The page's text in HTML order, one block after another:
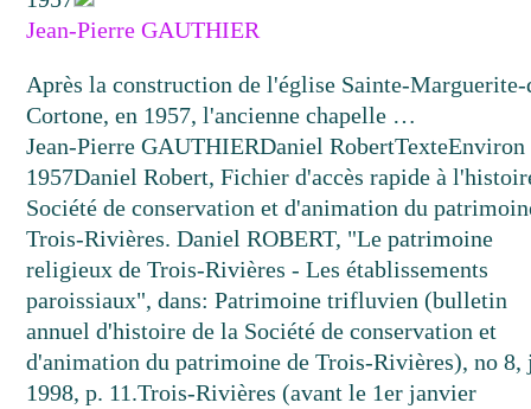
Jean-Pierre GAUTHIER
Après la construction de l'église Sainte-Marguerite-
Cortone, en 1957, l'ancienne chapelle …
Jean-Pierre GAUTHIERDaniel RobertTexteEnviron
1957Daniel Robert, Fichier d'accès rapide à
Société de conservation et d'animation du
Trois-Rivières. Daniel ROBERT, "Le patrimoine
religieux de Trois-Rivières - Les établissements
paroissiaux", dans: Patrimoine trifluvien (bulletin
annuel d'histoire de la Société de conservation et
d'animation du patrimoine de Trois-Rivières), no 8,
1998, p. 11.Trois-Rivières (avant le 1er janvier